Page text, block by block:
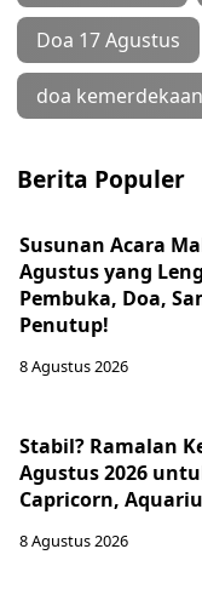
Doa 17 Agustus
doa kemerdekaan
Berita Populer
Susunan Acara
Agustus yang
Pembuka, Doa,
Penutup!
8 Agustus 2026
Stabil? Ramalan
Agustus 2026
Capricorn,
8 Agustus 2026